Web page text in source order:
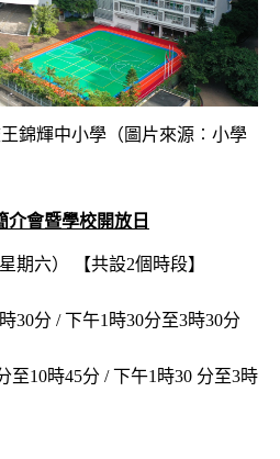
錦輝中小學（圖片來源︰小學
介會暨學校開放日
期六） 【共設2個時段】
30分 / 下午1時30分至3時30分
至10時45分 / 下午1時30 分至3時